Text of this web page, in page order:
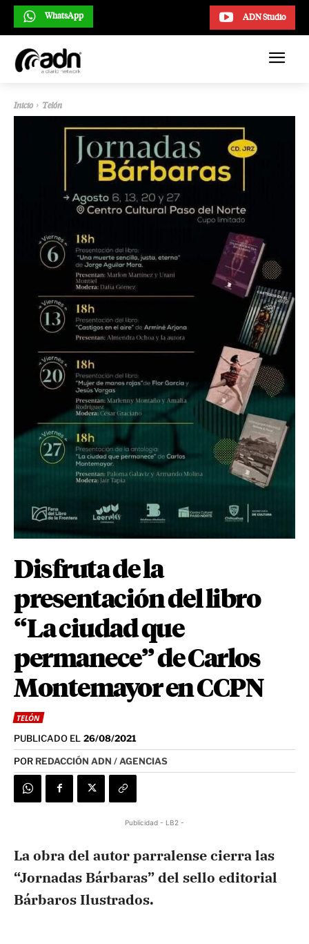
ADN Studio
WhatsApp
Inicio Telón
Disfruta de la
presentación del libro
“La ciudad que
permanece” de Carlos
Montemayor en CCPN
TELÓN
PUBLICADO EL 26/08/2021
POR REDACCIÓN ADN / AGENCIAS
Publicidad - LB2 -
La obra del autor parralense cierra las
“Jornadas Bárbaras” del sello editorial
Bárbaros Ilustrados.